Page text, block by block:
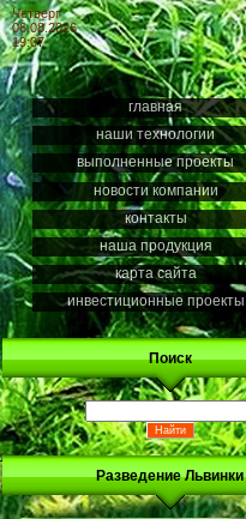
Четверг
06.08.2026
19:07
главная
наши технологии
выполненные проекты
новости компании
контакты
наша продукция
карта сайта
инвестиционные проекты
Поиск
Разведение Львинки